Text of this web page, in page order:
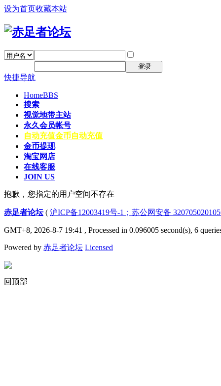
设为首页收藏本站
登录
快捷导航
HomeBBS
搜索
视觉地带主站
永久会员帐号
自动充值金币自动充值
金币提现
淘宝网店
在线客服
JOIN US
抱歉，您指定的用户空间不存在
赤足者论坛( 沪ICP备12003419号-1；苏公网安备
GMT+8, 2026-8-7 19:41 , Processed in 0.096005 second(s), 6
Powered by 赤足者论坛 Licensed
回顶部